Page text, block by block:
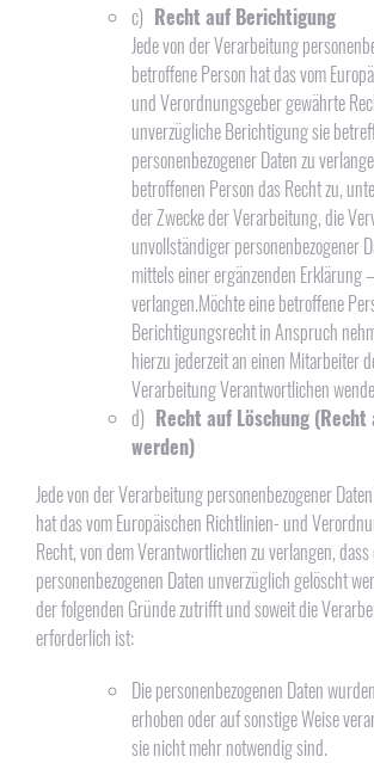
c) Recht auf Berichtigung
Jede von der Verarbeitung
betroffene Person hat das vom
und Verordnungsgeber gewährte
unverzügliche Berichtigung sie
personenbezogener Daten zu
betroffenen Person das Recht zu,
der Zwecke der Verarbeitung, die
unvollständiger personenbezogener
mittels einer ergänzenden Erklärung
verlangen.Möchte eine betroffene
Berichtigungsrecht in Anspruch
hierzu jederzeit an einen Mitarbeiter
Verarbeitung Verantwortlichen
d) Recht auf Löschung (Recht
werden)
Jede von der Verarbeitung personenbezogener
hat das vom Europäischen Richtlinien- und
Recht, von dem Verantwortlichen zu verlangen,
personenbezogenen Daten unverzüglich gelöscht
der folgenden Gründe zutrifft und soweit die
erforderlich ist:
Die personenbezogenen Daten
erhoben oder auf sonstige Weise
sie nicht mehr notwendig sind.